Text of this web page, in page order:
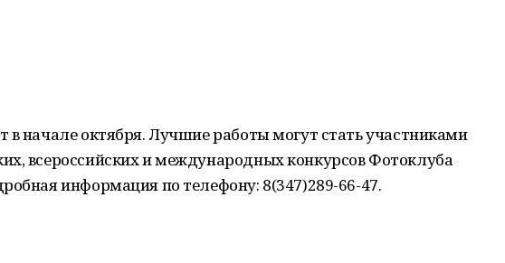
в начале октября. Лучшие работы могут стать участниками
всероссийских и международных конкурсов Фотоклуба
информация по телефону: 8(347)289-66-47.